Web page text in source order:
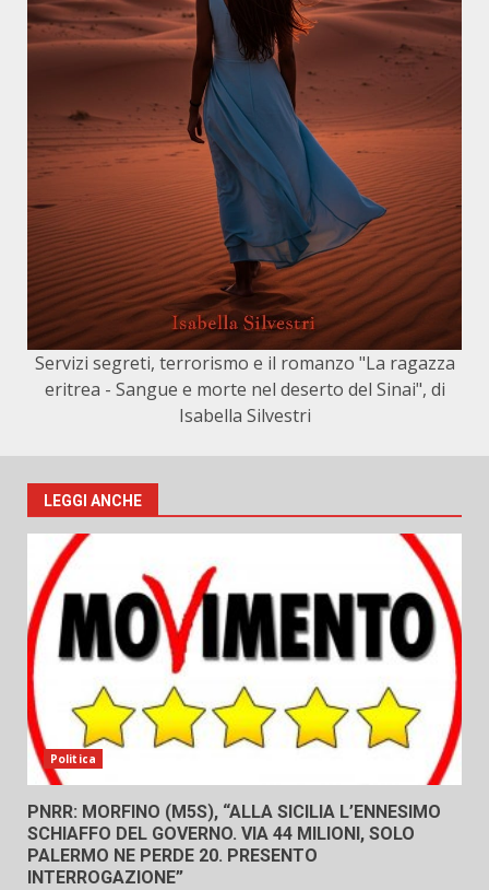
Servizi segreti, terrorismo e il romanzo "La ragazza
eritrea - Sangue e morte nel deserto del Sinai", di
Isabella Silvestri
LEGGI ANCHE
Politica
PNRR: MORFINO (M5S), “ALLA SICILIA L’ENNESIMO
SCHIAFFO DEL GOVERNO. VIA 44 MILIONI, SOLO
PALERMO NE PERDE 20. PRESENTO
INTERROGAZIONE”